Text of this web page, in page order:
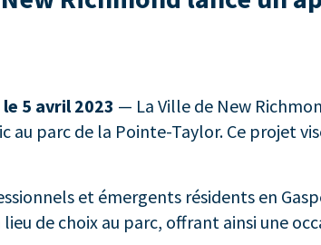
5 avril 2023 — La Ville de New
au parc de la Pointe-Taylor. Ce projet
et émergents résidents en
de choix au parc, offrant ainsi une